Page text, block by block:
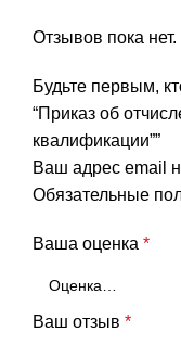
Отзывов пока нет.
Будьте первым,
“Приказ об
квалификации””
Ваш адрес email
Обязательные
Ваша оценка *
Ваш отзыв *